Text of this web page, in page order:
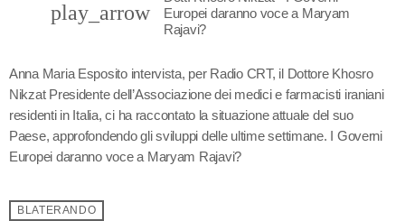
play_arrow
Europei daranno voce a Maryam
Rajavi?
Anna Maria Esposito intervista, per Radio CRT, il Dottore Khosro
Nikzat Presidente dell’Associazione dei medici e farmacisti iraniani
residenti in Italia, ci ha raccontato la situazione attuale del suo
Paese, approfondendo gli sviluppi delle ultime settimane. I Governi
Europei daranno voce a Maryam Rajavi?
BLATERANDO